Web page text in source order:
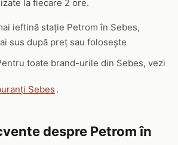
la fiecare 2 ore.
ieftină stație Petrom în Sebes,
sus după preț sau folosește
toate brand-urile din Sebes, vezi
Sebes .
despre Petrom în